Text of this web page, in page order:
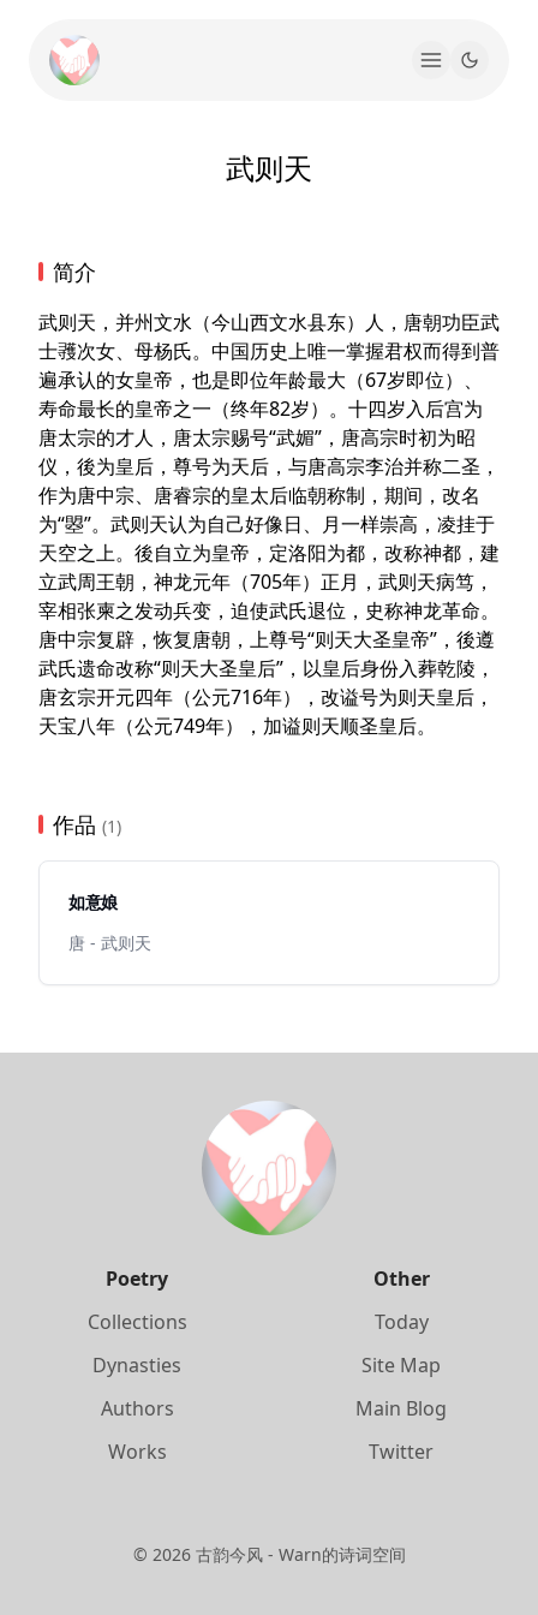
武则天
简介
武则天，并州文水（今山西文水县东）人，唐朝功臣武
士彟次女、母杨氏。中国历史上唯一掌握君权而得到普
遍承认的女皇帝，也是即位年龄最大（67岁即位）、
寿命最长的皇帝之一（终年82岁）。十四岁入后宫为
唐太宗的才人，唐太宗赐号“武媚”，唐高宗时初为昭
仪，後为皇后，尊号为天后，与唐高宗李治并称二圣，
作为唐中宗、唐睿宗的皇太后临朝称制，期间，改名
为“曌”。武则天认为自己好像日、月一样崇高，凌挂于
天空之上。後自立为皇帝，定洛阳为都，改称神都，建
立武周王朝，神龙元年（705年）正月，武则天病笃，
宰相张柬之发动兵变，迫使武氏退位，史称神龙革命。
唐中宗复辟，恢复唐朝，上尊号“则天大圣皇帝”，後遵
武氏遗命改称“则天大圣皇后”，以皇后身份入葬乾陵，
唐玄宗开元四年（公元716年），改谥号为则天皇后，
天宝八年（公元749年），加谥则天顺圣皇后。
作品 (1)
如意娘
唐 - 武则天
Poetry
Collections
Dynasties
Authors
Works
Other
Today
Site Map
Main Blog
Twitter
© 2026古韵今风 - Warn的诗词空间